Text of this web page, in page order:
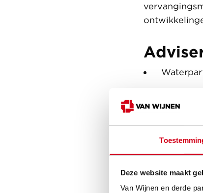
Deze website maakt
Van Wijnen en derde
Bij
het